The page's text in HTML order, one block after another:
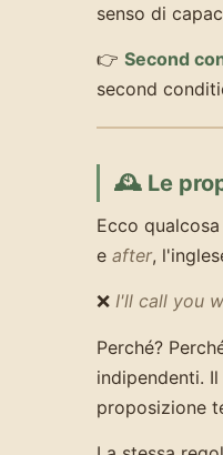
senso di
👉 Second
second
🕰️ Le
Ecco
e after,
❌ I'll call you
Perché?
indipendenti.
proposizione